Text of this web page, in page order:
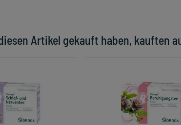
Artikel gekauft haben, kauften